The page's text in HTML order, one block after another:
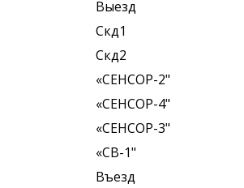
Выезд
Скд1
Скд2
«СЕНСОР-2"
«СЕНСОР-4"
«СЕНСОР-3"
«СВ-1"
Въезд